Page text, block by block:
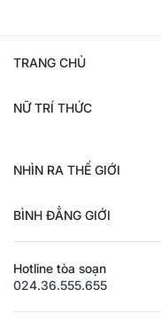
TRANG CHỦ
NỮ TRÍ THỨC
NHÌN RA THẾ GIỚI
BÌNH ĐẲNG GIỚI
Hotline tòa soạn
024.36.555.655